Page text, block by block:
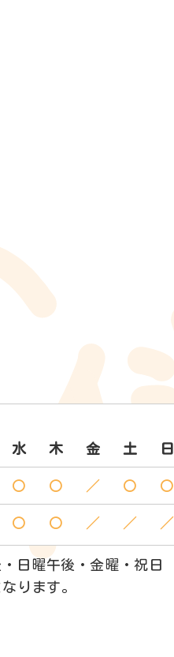
水 木 金 土 日
〇 〇 ／ 〇 〇
〇 〇 ／ ／ ／
日曜午後・金曜・祝日
ります。